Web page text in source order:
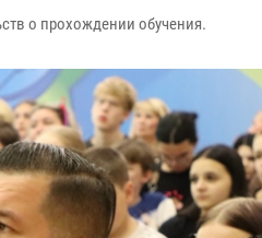
о прохождении обучения.